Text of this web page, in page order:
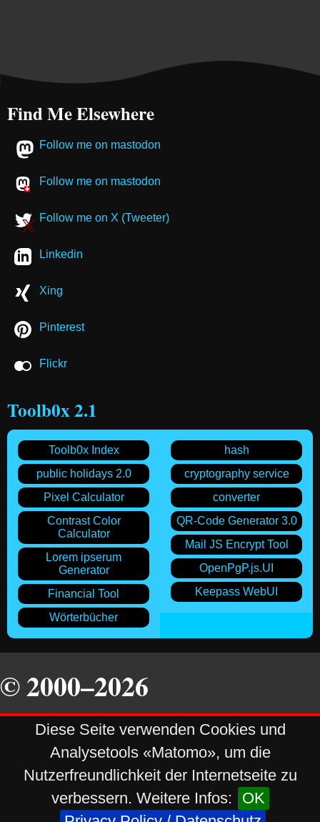
Diese Seite verwenden Cookies und
Analysetools «Matomo», um die
Nutzerfreundlichkeit der Internetseite zu
verbessern. Weitere Infos:
OK
Find Me Elsewhere
Follow me on mastodon
Follow me on mastodon
Follow me on X (Tweeter)
Linkedin
Xing
Pinterest
Flickr
Toolb0x 2.1
hash
cryptography service
converter
QR-Code Generator 3.0
Mail JS Encrypt Tool
OpenPgP.js.UI
Keepass WebUI
Toolb0x Index
public holidays 2.0
Pixel Calculator
Contrast Color
Calculator
Lorem ipserum
Generator
Financial Tool
Wörterbücher
© 2000–2026
Daniel Stastka All Rights Reserved
stastka.ch Impressum
Powerd bykomorebiCMSv5.0.1